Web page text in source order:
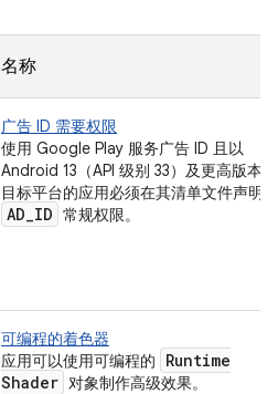
名称
广告 ID 需要权限
使用 Google Play 服务广告 ID 且以
Android 13（API 级别 33）及更高版本为
目标平台的应用必须在其清单文件声明
AD_ID 常规权限。
可编程的着色器
应用可以使用可编程的
Runtime
Shader 对象制作高级效果。